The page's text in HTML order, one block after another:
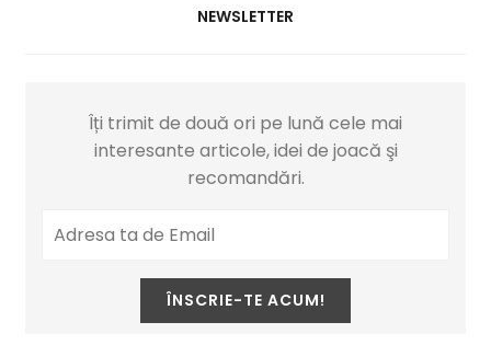
NEWSLETTER
Îți trimit de două ori pe lună cele mai
interesante articole, idei de joacă şi
recomandări.